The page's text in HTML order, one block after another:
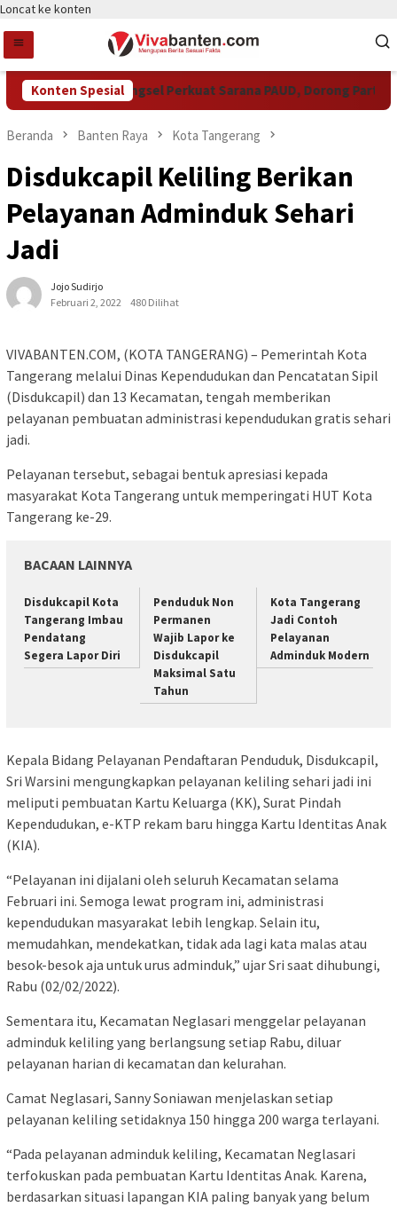
Loncat ke konten
Konten Spesial
Pemkot Tangsel Perkuat Sarana PAUD, Dorong
Beranda Banten Raya Kota Tangerang
Disdukcapil Keliling Berikan
Pelayanan Adminduk Sehari
Jadi
Jojo Sudirjo
Februari 2, 2022
480 Dilihat
VIVABANTEN.COM, (KOTA TANGERANG) – Pemerintah Kota
Tangerang melalui Dinas Kependudukan dan Pencatatan Sipil
(Disdukcapil) dan 13 Kecamatan, tengah memberikan
pelayanan pembuatan administrasi kependudukan gratis sehari
jadi.
Pelayanan tersebut, sebagai bentuk apresiasi kepada
masyarakat Kota Tangerang untuk memperingati HUT Kota
Tangerang ke-29.
BACAAN LAINNYA
Disdukcapil Kota
Tangerang Imbau
Pendatang
Segera Lapor Diri
Penduduk Non
Permanen
Wajib Lapor ke
Disdukcapil
Maksimal Satu
Tahun
Kota Tangerang
Jadi Contoh
Pelayanan
Adminduk Modern
Kepala Bidang Pelayanan Pendaftaran Penduduk, Disdukcapil,
Sri Warsini mengungkapkan pelayanan keliling sehari jadi ini
meliputi pembuatan Kartu Keluarga (KK), Surat Pindah
Kependudukan, e-KTP rekam baru hingga Kartu Identitas Anak
(KIA).
“Pelayanan ini dijalani oleh seluruh Kecamatan selama
Februari ini. Semoga lewat program ini, administrasi
kependudukan masyarakat lebih lengkap. Selain itu,
memudahkan, mendekatkan, tidak ada lagi kata malas atau
besok-besok aja untuk urus adminduk,” ujar Sri saat dihubungi,
Rabu (02/02/2022).
Sementara itu, Kecamatan Neglasari menggelar pelayanan
adminduk keliling yang berlangsung setiap Rabu, diluar
pelayanan harian di kecamatan dan kelurahan.
Camat Neglasari, Sanny Soniawan menjelaskan setiap
pelayanan keliling setidaknya 150 hingga 200 warga terlayani.
“Pada pelayanan adminduk keliling, Kecamatan Neglasari
terfokuskan pada pembuatan Kartu Identitas Anak. Karena,
berdasarkan situasi lapangan KIA paling banyak yang belum